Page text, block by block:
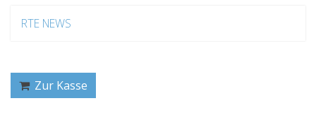
RTE NEWS
Zur Kasse